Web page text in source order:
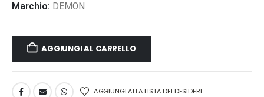
Marchio: DEMON
AGGIUNGI AL CARRELLO
AGGIUNGI ALLA LISTA DEI DESIDERI